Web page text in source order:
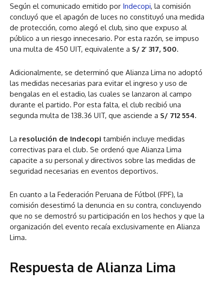
Según el comunicado emitido por Indecopi, la comisión
concluyó que el apagón de luces no constituyó una medida
de protección, como alegó el club, sino que expuso al
público a un riesgo innecesario. Por esta razón, se impuso
una multa de 450 UIT, equivalente a S/ 2’ 317, 500.
Adicionalmente, se determinó que Alianza Lima no adoptó
las medidas necesarias para evitar el ingreso y uso de
bengalas en el estadio, las cuales se lanzaron al campo
durante el partido. Por esta falta, el club recibió una
segunda multa de 138.36 UIT, que asciende a S/ 712 554.
La resolución de Indecopi también incluye medidas
correctivas para el club. Se ordenó que Alianza Lima
capacite a su personal y directivos sobre las medidas de
seguridad necesarias en eventos deportivos.
En cuanto a la Federación Peruana de Fútbol (FPF), la
comisión desestimó la denuncia en su contra, concluyendo
que no se demostró su participación en los hechos y que la
organización del evento recaía exclusivamente en Alianza
Lima.
Respuesta de Alianza Lima